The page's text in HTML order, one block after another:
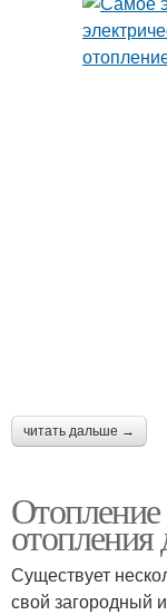
читать дальше →
отопления
Существует
свой загородный